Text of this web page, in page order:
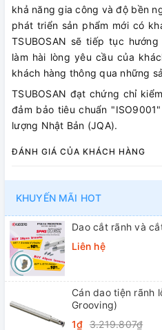
khả năng gia công và độ bền
phát triển sản phẩm mới có
TSUBOSAN sẽ tiếp tục
làm hài lòng yêu cầu của
khách hàng thông qua những
TSUBOSAN đạt chứng chỉ
đảm bảo tiêu chuẩn
lượng Nhật Bản (JQA).
ĐÁNH GIÁ CỦA KHÁCH HÀNG
KHUYẾN MÃI HOT
Dao cắt rãnh và
Liên hệ
Cán dao tiện rãnh
Grooving)
1₫ 3.219.807₫